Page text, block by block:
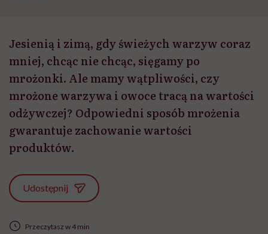
Jesienią i zimą, gdy świeżych warzyw coraz
mniej, chcąc nie chcąc, sięgamy po
mrożonki. Ale mamy wątpliwości, czy
mrożone warzywa i owoce tracą na wartości
odżywczej? Odpowiedni sposób mrożenia
gwarantuje zachowanie wartości
produktów.
Udostępnij
Przeczytasz w 4 min